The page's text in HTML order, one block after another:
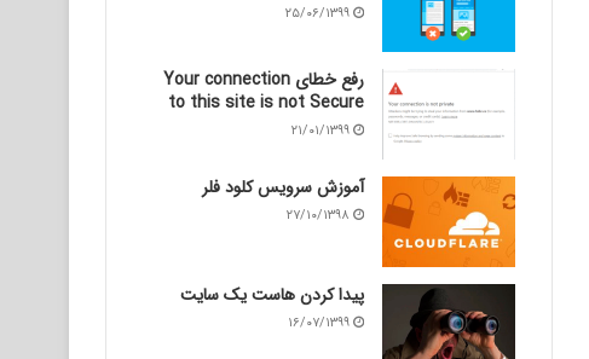
۲۵/۰۶/۱۳۹۹
رفع خطای Your connection
to this site is not Secure
۲۱/۰۱/۱۳۹۹
آموزش سرویس کلود فلر
۲۷/۱۰/۱۳۹۸
پیدا کردن هاست یک سایت
۱۶/۰۷/۱۳۹۹